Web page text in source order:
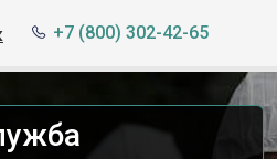
+7 (800) 302-42-65